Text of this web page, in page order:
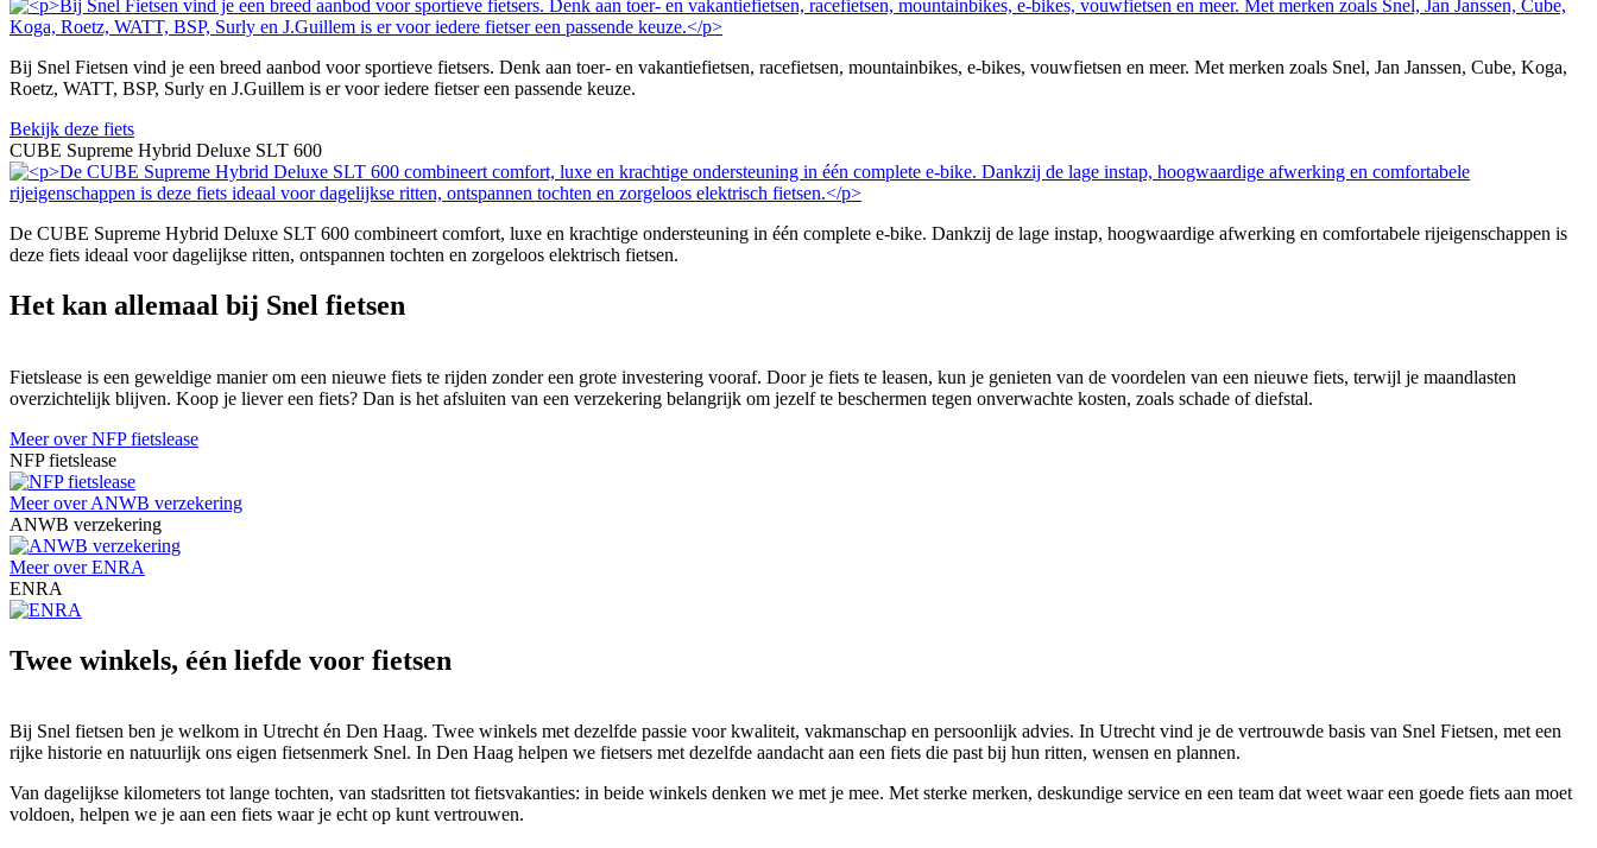
Bij Snel Fietsen vind je een breed aanbod voor sportieve fietsers. Denk aan toer- en vakantiefietsen, racefietsen, mountainbikes, e-bikes, vouwfietsen en meer. Met merken zoals Snel, Jan Janssen, Cube, Koga,
Roetz, WATT, BSP, Surly en J.Guillem is er voor iedere fietser een passende keuze.
Bekijk deze fiets
CUBE Supreme Hybrid Deluxe SLT 600
De CUBE Supreme Hybrid Deluxe SLT 600 combineert comfort, luxe en krachtige ondersteuning in één complete e-bike. Dankzij de lage instap, hoogwaardige afwerking en comfortabele rijeigenschappen is
deze fiets ideaal voor dagelijkse ritten, ontspannen tochten en zorgeloos elektrisch fietsen.
Het kan allemaal bij Snel fietsen
Fietslease is een geweldige manier om een nieuwe fiets te rijden zonder een grote investering vooraf. Door je fiets te leasen, kun je genieten van de voordelen van een nieuwe fiets, terwijl je maandlasten
overzichtelijk blijven. Koop je liever een fiets? Dan is het afsluiten van een verzekering belangrijk om jezelf te beschermen tegen onverwachte kosten, zoals schade of diefstal.
Meer over NFP fietslease
NFP fietslease
Meer over ANWB verzekering
ANWB verzekering
Meer over ENRA
ENRA
Twee winkels, één liefde voor fietsen
Bij Snel fietsen ben je welkom in Utrecht én Den Haag. Twee winkels met dezelfde passie voor kwaliteit, vakmanschap en persoonlijk advies. In Utrecht vind je de vertrouwde basis van Snel Fietsen, met een
rijke historie en natuurlijk ons eigen fietsenmerk Snel. In Den Haag helpen we fietsers met dezelfde aandacht aan een fiets die past bij hun ritten, wensen en plannen.
Van dagelijkse kilometers tot lange tochten, van stadsritten tot fietsvakanties: in beide winkels denken we met je mee. Met sterke merken, deskundige service en een team dat weet waar een goede fiets aan moet
voldoen, helpen we je aan een fiets waar je echt op kunt vertrouwen.